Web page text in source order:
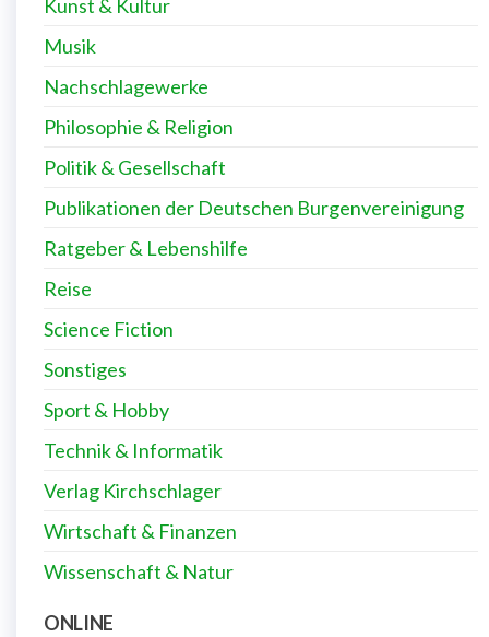
Kunst & Kultur
Musik
Nachschlagewerke
Philosophie & Religion
Politik & Gesellschaft
Publikationen der Deutschen Burgenvereinigung
Ratgeber & Lebenshilfe
Reise
Science Fiction
Sonstiges
Sport & Hobby
Technik & Informatik
Verlag Kirchschlager
Wirtschaft & Finanzen
Wissenschaft & Natur
ONLINE